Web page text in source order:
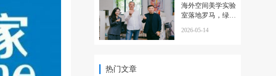
海外空间美学实验
室落地罗马，绿盾
2026-05-14
热门文章